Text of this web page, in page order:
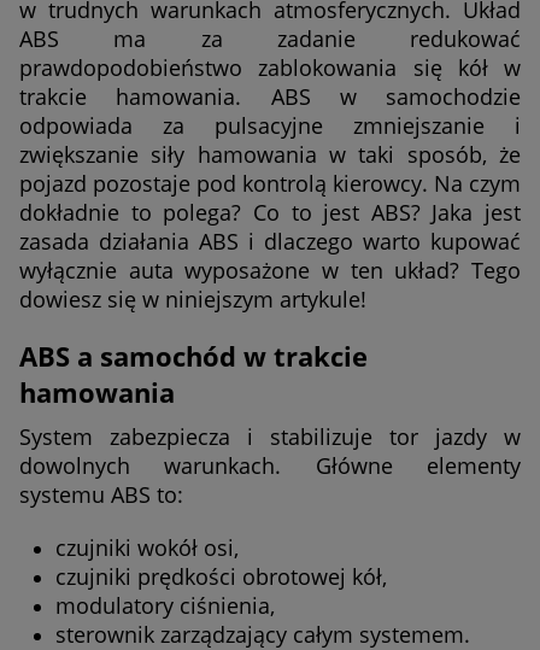
w trudnych warunkach atmosferycznych. Układ
ABS ma za zadanie redukować
prawdopodobieństwo zablokowania się kół w
trakcie hamowania. ABS w samochodzie
odpowiada za pulsacyjne zmniejszanie i
zwiększanie siły hamowania w taki sposób, że
pojazd pozostaje pod kontrolą kierowcy. Na czym
dokładnie to polega? Co to jest ABS? Jaka jest
zasada działania ABS i dlaczego warto kupować
wyłącznie auta wyposażone w ten układ? Tego
dowiesz się w niniejszym artykule!
ABS a samochód w trakcie
hamowania
System zabezpiecza i stabilizuje tor jazdy w
dowolnych warunkach. Główne elementy
systemu ABS to:
czujniki wokół osi,
czujniki prędkości obrotowej kół,
modulatory ciśnienia,
sterownik zarządzający całym systemem.